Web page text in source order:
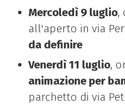
Mercoledì 9 luglio,
all'aperto in via
da definire
Venerdì 11 luglio,
animazione per
parchetto di via